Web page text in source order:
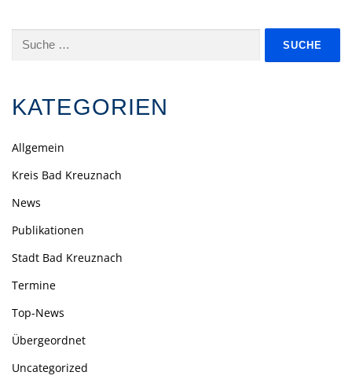
Suche
KATEGORIEN
Allgemein
Kreis Bad Kreuznach
News
Publikationen
Stadt Bad Kreuznach
Termine
Top-News
Übergeordnet
Uncategorized